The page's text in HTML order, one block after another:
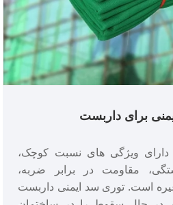
برای داربست
ویژگی های نسبت کوچک،
مقاومت در برابر ضربه،
مقاومت در برابر پیری و غیره است. توری سد ایمنی داربست